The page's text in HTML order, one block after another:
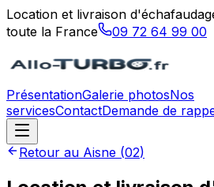
Location et livraison
toute la France
09 72 64 99 00
PrésentationGalerie photosNos
servicesContactDemande de
Retour au Aisne (02)